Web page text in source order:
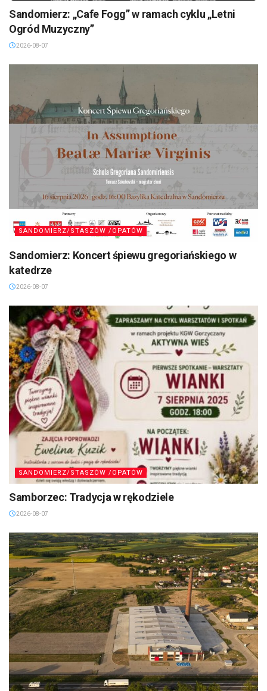
Sandomierz: „Cafe Fogg” w ramach cyklu „Letni
Ogród Muzyczny”
2026-08-07
SANDOMIERZ/STASZÓW /OPATÓW
Sandomierz: Koncert śpiewu gregoriańskiego w
katedrze
2026-08-07
SANDOMIERZ/STASZÓW /OPATÓW
Samborzec: Tradycja w rękodziele
2026-08-07